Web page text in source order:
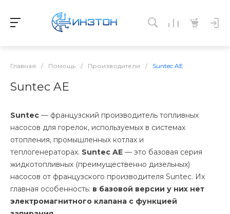
Главная / Помощь / Производители / Suntec AE
Suntec AE
Suntec — французский производитель топливных
насосов для горелок, используемых в системах
отопления, промышленных котлах и
теплогенераторах. Suntec AE — это базовая серия
жидкотопливных (преимущественно дизельных)
насосов от французского производителя Suntec. Их
главная особенность: в базовой версии у них нет
электромагнитного клапана с функцией